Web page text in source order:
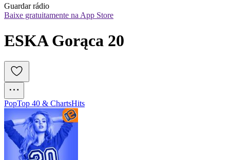
Guardar rádio
Baixe gratuitamente na App Store
ESKA Gorąca 20
PopTop 40 & ChartsHits